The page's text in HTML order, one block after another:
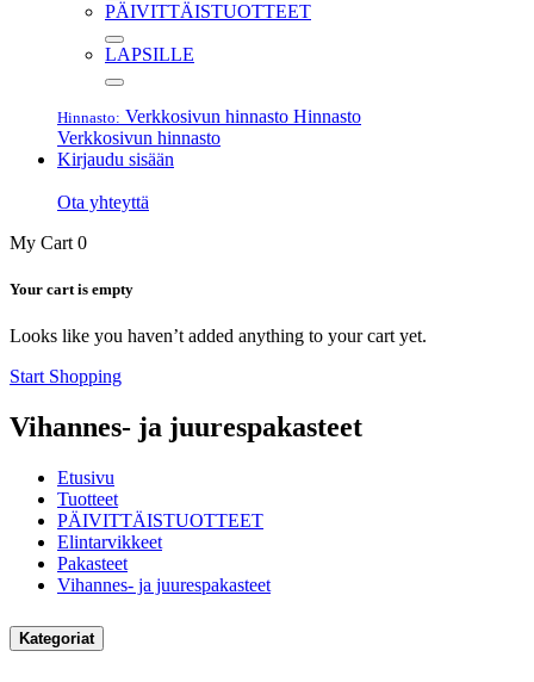
PÄIVITTÄISTUOTTEET
LAPSILLE
Hinnasto: Verkkosivun hinnasto Hinnasto
Verkkosivun hinnasto
Kirjaudu sisään
Ota yhteyttä
My Cart 0
Your cart is empty
Looks like you haven’t added anything to your cart yet.
Start Shopping
Vihannes- ja juurespakasteet
Etusivu
Tuotteet
PÄIVITTÄISTUOTTEET
Elintarvikkeet
Pakasteet
Vihannes- ja juurespakasteet
Kategoriat